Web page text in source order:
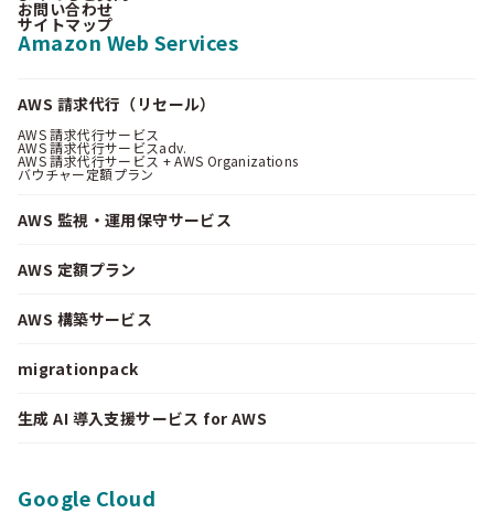
お問い合わせ
サイトマップ
Amazon Web Services
AWS 請求代行（リセール）
AWS 請求代行サービス
AWS 請求代行サービスadv.
AWS 請求代行サービス + AWS Organizations
バウチャー定額プラン
AWS 監視・運用保守サービス
AWS 定額プラン
AWS 構築サービス
migrationpack
生成 AI 導入支援サービス for AWS
Google Cloud